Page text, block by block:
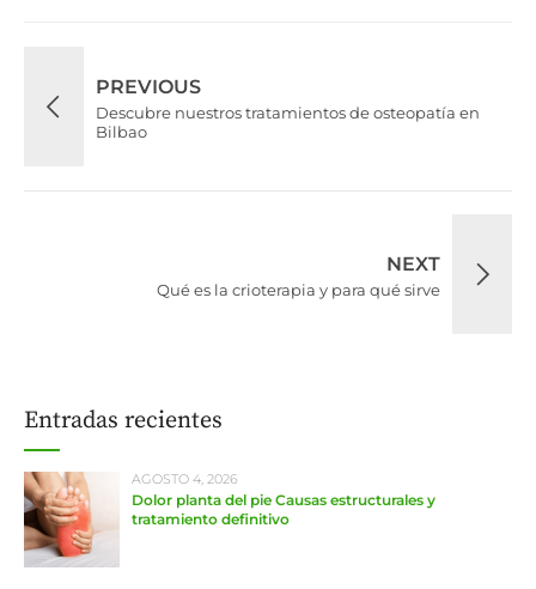
PREVIOUS
Descubre nuestros tratamientos de osteopatía en
Bilbao
NEXT
Qué es la crioterapia y para qué sirve
Entradas recientes
AGOSTO 4, 2026
Dolor planta del pie Causas estructurales y
tratamiento definitivo